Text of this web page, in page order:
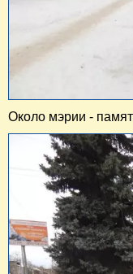
Около мэрии -